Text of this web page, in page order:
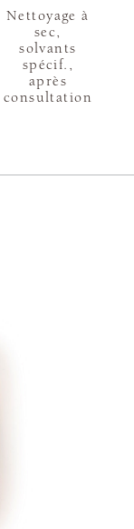
Nettoyage à
sec,
solvants
spécif.,
après
consultation